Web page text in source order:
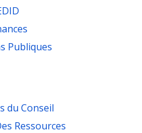
Publiques
du Conseil
Ressources